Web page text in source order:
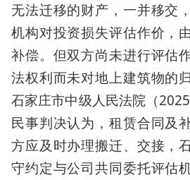
无法迁移的财产，一并移交
机构对投资损失评估作价，
补偿。但双方尚未进行评估
法权利而未对地上建筑物的
石家庄市中级人民法院（
民事判决认为，租赁合同及
方应及时办理搬迁、交接，
守约定与公司共同委托评估